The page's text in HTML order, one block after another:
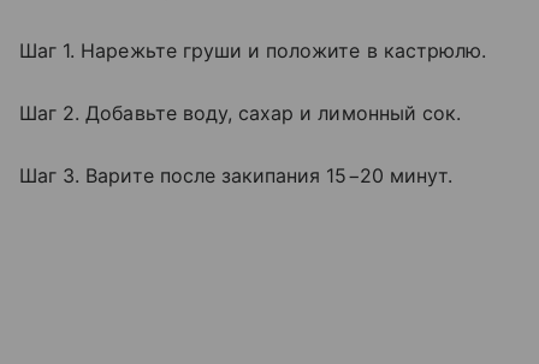
Шаг 1. Нарежьте груши и положите в кастрюлю.
Шаг 2. Добавьте воду, сахар и лимонный сок.
Шаг 3. Варите после закипания 15−20 минут.